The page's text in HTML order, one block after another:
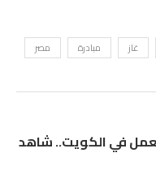
غاز مبادرة مصر
في الكويت.. شاهد